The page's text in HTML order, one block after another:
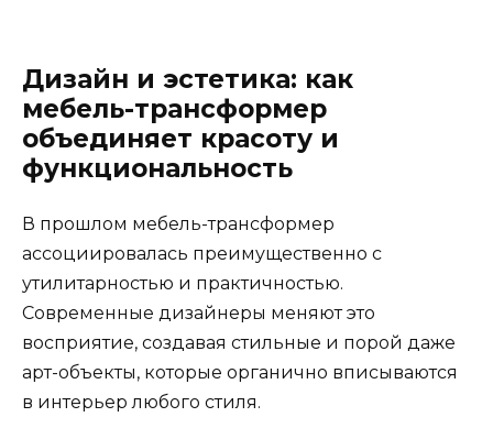
Дизайн и эстетика: как
мебель-трансформер
объединяет красоту и
функциональность
В прошлом мебель-трансформер
ассоциировалась преимущественно с
утилитарностью и практичностью.
Современные дизайнеры меняют это
восприятие, создавая стильные и порой даже
арт-объекты, которые органично вписываются
в интерьер любого стиля.